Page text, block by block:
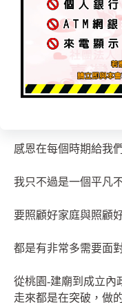
身體也不能承受的感
試著在調整自己的腳步
建廟辛苦是必然的，
感恩在每個時期給我
我只不過是一個平凡
要照顧好家庭與照顧
都是有非常多需要面
從桃園-建廟到成立內
走來都是在突破，做